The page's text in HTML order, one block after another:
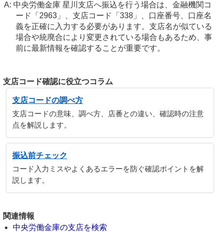
中央労働金庫 星川支店へ振込を行う場合は、金融機関コ
ード「2963」、支店コード「338」、口座番号、口座名
義を正確に入力する必要があります。支店名が似ている
場合や統廃合により変更されている場合もあるため、事
前に最新情報を確認することが重要です。
支店コード確認に役立つコラム
支店コードの調べ方
支店コードの意味、調べ方、店番との違い、確認時の注意
点を解説します。
振込前チェック
コード入力ミスやよくあるエラーを防ぐ確認ポイントを解
説します。
関連情報
中央労働金庫の支店を検索